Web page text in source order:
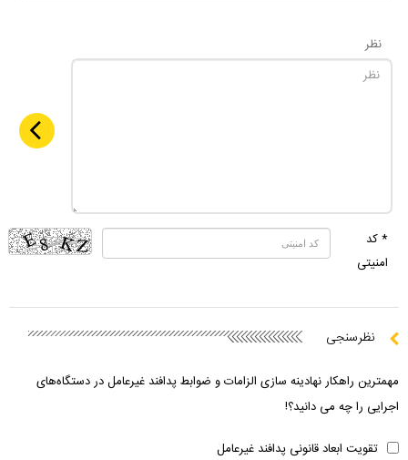
نظر
* کد
امنیتی
نظرسنجی
مهمترین راهکار نهادینه سازی الزامات و ضوابط پدافند غیرعامل در دستگاه‌های
اجرایی را چه می دانید؟!
تقویت ابعاد قانونی پدافند غیرعامل